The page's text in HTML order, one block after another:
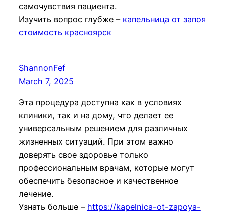
самочувствия пациента.
Изучить вопрос глубже – капельница от запоя
стоимость красноярск
ShannonFef
March 7, 2025
Эта процедура доступна как в условиях
клиники, так и на дому, что делает ее
универсальным решением для различных
жизненных ситуаций. При этом важно
доверять свое здоровье только
профессиональным врачам, которые могут
обеспечить безопасное и качественное
лечение.
Узнать больше – https://kapelnica-ot-zapoya-